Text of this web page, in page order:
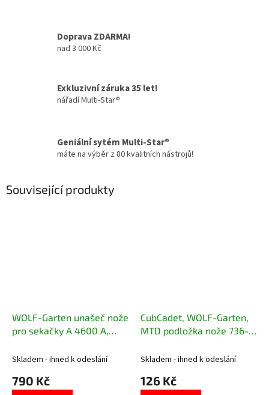
Doprava ZDARMA!
nad 3 000 Kč
Exkluzivní záruka 35 let!
nářadí Multi-Star®
Geniální sytém Multi-Star®
máte na výběr z 80 kvalitních nástrojů!
Související produkty
WOLF-Garten unašeč nože
pro sekačky A 4600 A,
Skladem - ihned k odeslání
790 Kč
CubCadet, WOLF-Garten,
MTD podložka nože 736-
Skladem - ihned k odeslání
126 Kč